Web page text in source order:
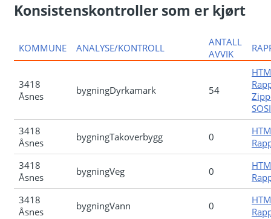
Konsistenskontroller som er kjørt
KOMMUNE ANALYSE/KONTROLL
ANTALL
AVVIK
3418
Åsnes
bygningDyrkamark 54
3418
Åsnes
bygningTakoverbygg 0
3418
Åsnes
bygningVeg 0
3418
Åsnes
bygningVann 0